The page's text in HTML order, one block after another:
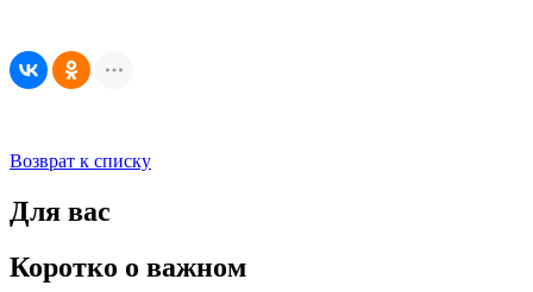
Возврат к списку
Для вас
Коротко о важном